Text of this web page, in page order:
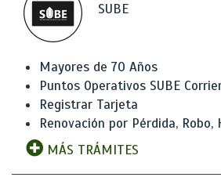
SUBE
Mayores de 70 Años
Puntos Operativos SUBE
Registrar Tarjeta
Renovación por Pérdida, Robo,
MÁS TRÁMITES